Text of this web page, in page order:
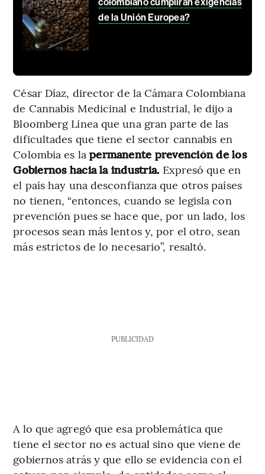
de la Unión Europea?
César Díaz, director de la Cámara Colombiana
de Cannabis Medicinal e Industrial, le dijo a
Bloomberg Línea que una gran parte de las
dificultades que tiene el sector cannabis en
Colombia es la permanente prevención de los
Gobiernos hacia la industria. Expresó que en
el país hay una desconfianza que otros países
no tienen, “entonces, cuando se legisla con
prevención pues se hace que, por un lado, los
procesos sean más lentos y, por el otro, sean
más estrictos de lo necesario”, resaltó.
PUBLICIDAD
A lo que agregó que esa problemática que
tiene el sector no es actual sino que viene de
gobiernos atrás y que ello se evidencia con el